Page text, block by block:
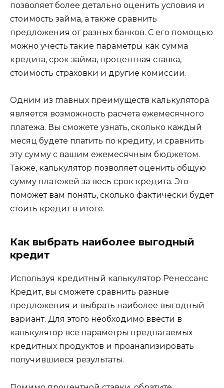
позволяет более детально оценить условия и
стоимость займа, а также сравнить
предложения от разных банков. С его помощью
можно учесть такие параметры как сумма
кредита, срок займа, процентная ставка,
стоимость страховки и другие комиссии.
Одним из главных преимуществ калькулятора
является возможность расчета ежемесячного
платежа. Вы сможете узнать, сколько каждый
месяц будете платить по кредиту, и сравнить
эту сумму с вашим ежемесячным бюджетом.
Также, калькулятор позволяет оценить общую
сумму платежей за весь срок кредита. Это
поможет вам понять, сколько фактически будет
стоить кредит в итоге.
Как выбрать наиболее выгодный
кредит
Используя кредитный калькулятор Ренессанс
Кредит, вы сможете сравнить разные
предложения и выбрать наиболее выгодный
вариант. Для этого необходимо ввести в
калькулятор все параметры предлагаемых
кредитных продуктов и проанализировать
получившиеся результаты.